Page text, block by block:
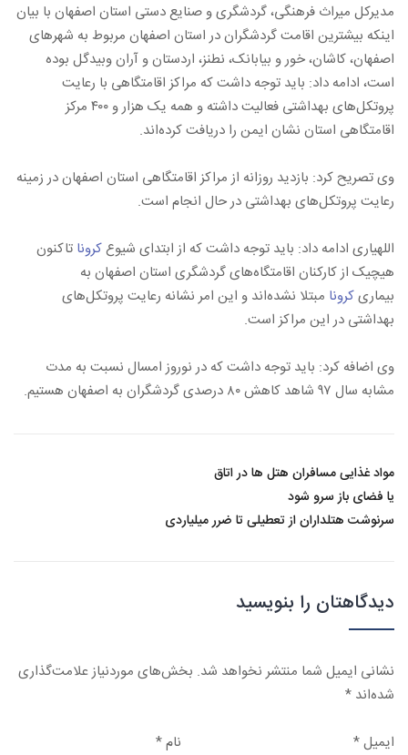
مدیرکل میراث فرهنگی، گردشگری و صنایع دستی استان اصفهان با بیان
اینکه بیشترین اقامت گردشگران در استان اصفهان مربوط به شهرهای
اصفهان، کاشان، خور و بیابانک، نطنز، اردستان و آران وبیدگل بوده
است، ادامه داد: باید توجه داشت که مراکز اقامتگاهی با رعایت
پروتکل‌های بهداشتی فعالیت داشته و همه یک هزار و ۴۰۰ مرکز
اقامتگاهی استان نشان ایمن را دریافت کرده‌اند.
وی تصریح کرد: بازدید روزانه از مراکز اقامتگاهی استان اصفهان در زمینه
رعایت پروتکل‌های بهداشتی در حال انجام است.
اللهیاری ادامه داد: باید توجه داشت که از ابتدای شیوعکرونا تاکنون
هیچیک از کارکنان اقامتگاه‌های گردشگری استان اصفهان به
بیماریکرونا مبتلا نشده‌اند و این امر نشانه رعایت پروتکل‌های
بهداشتی در این مراکز است.
وی اضافه کرد: باید توجه داشت که در نوروز امسال نسبت به مدت
مشابه سال ۹۷ شاهد کاهش ۸۰ درصدی گردشگران به اصفهان هستیم.
مواد غذایی مسافران هتل ها در اتاق
یا فضای باز سرو شود
سرنوشت هتلداران از تعطیلی تا ضرر میلیاردی
دیدگاهتان را بنویسید
نشانی ایمیل شما منتشر نخواهد شد. بخش‌های موردنیاز علامت‌گذاری
شده‌اند *
نام* ایمیل*